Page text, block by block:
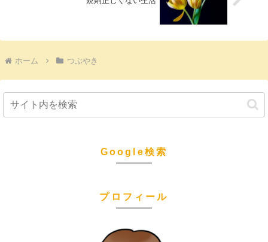
ホーム つぶやき
Google検索
プロフィール